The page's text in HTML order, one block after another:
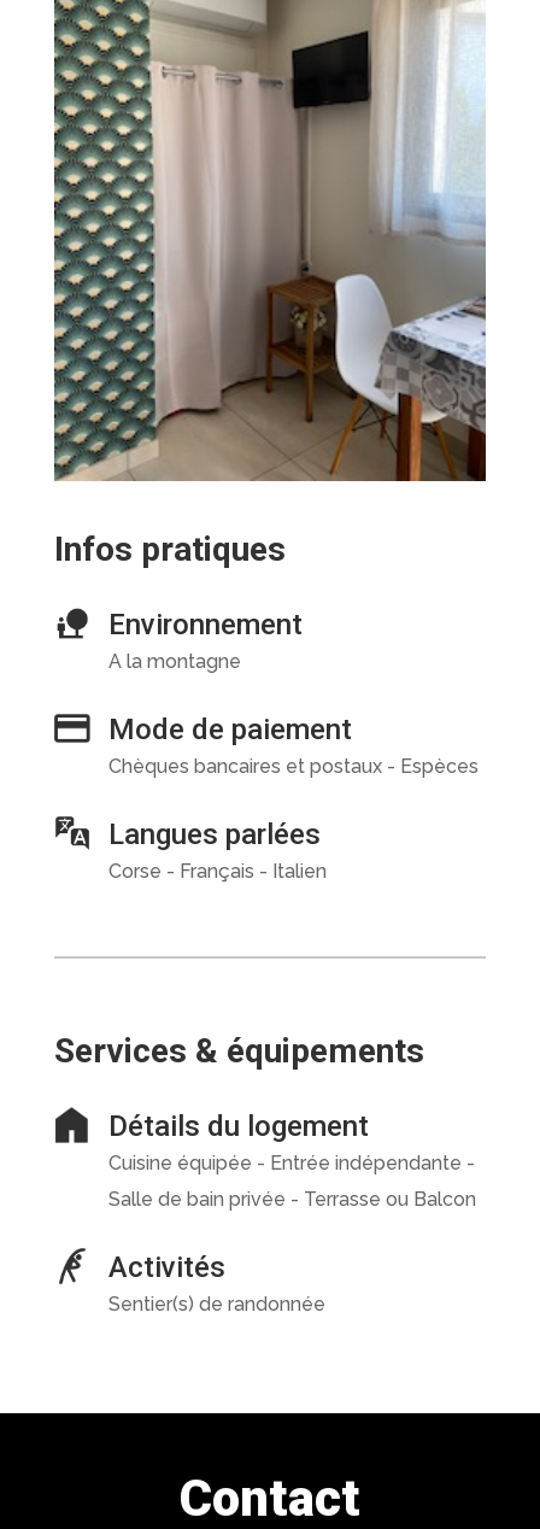
Infos pratiques
Environnement
A la montagne
Mode de paiement
Chèques bancaires et postaux - Espèces
Langues parlées
Corse - Français - Italien
Services & équipements
Détails du logement
Cuisine équipée - Entrée indépendante -
Salle de bain privée - Terrasse ou Balcon
Activités
Sentier(s) de randonnée
Contact